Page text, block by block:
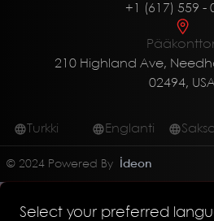
+1 (617) 559 -
210 Highland Ave,
02494,
Turkki Englanti
© 2024 Powered By İdeon
Select your preferred